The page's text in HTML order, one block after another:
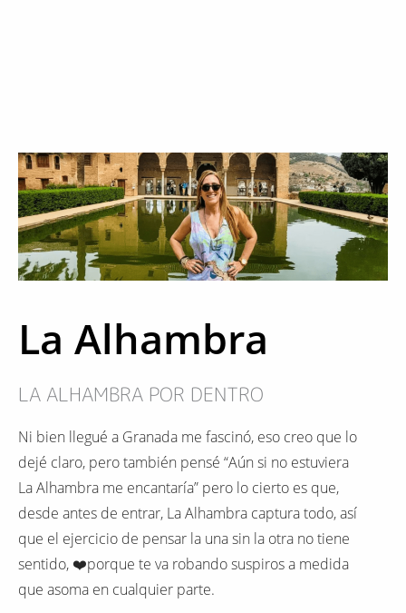
La Alhambra
LA ALHAMBRA POR DENTRO
Ni bien llegué a Granada me fascinó, eso creo que lo
dejé claro, pero también pensé “Aún si no estuviera
La Alhambra me encantaría” pero lo cierto es que,
desde antes de entrar, La Alhambra captura todo, así
que el ejercicio de pensar la una sin la otra no tiene
sentido, ❤️porque te va robando suspiros a medida
que asoma en cualquier parte.